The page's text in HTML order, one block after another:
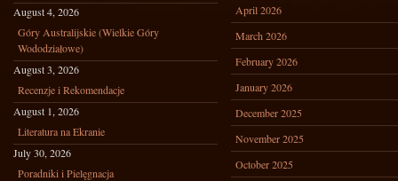
August 4, 2026
Góry Australijskie (Wielkie Góry
Wododziałowe)
August 3, 2026
Recenzje i Rekomendacje
August 1, 2026
Literatura na Ekranie
July 30, 2026
Poradniki i Pielęgnacja
April 2026
March 2026
February 2026
January 2026
December 2025
November 2025
October 2025